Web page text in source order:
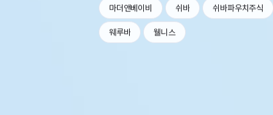
마더앤베이비 쉬바 쉬바파우치주식
웨루바 웰니스